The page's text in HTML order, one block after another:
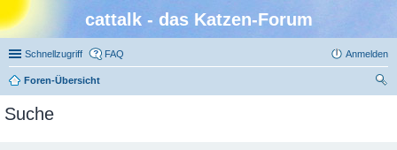
cattalk - das Katzen-Forum
Schnellzugriff FAQ Anmelden
Foren-Übersicht
Suche